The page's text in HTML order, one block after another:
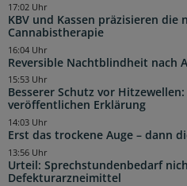
KBV und Kassen präzisieren die
Cannabistherapie
17:02 Uhr
Reversible Nachtblindheit nach
16:04 Uhr
Besserer Schutz vor
veröffentlichen Erklärung
15:53 Uhr
Erst das trockene Auge – dann
14:03 Uhr
Urteil: Sprechstundenbedarf
Defekturarzneimittel
13:56 Uhr